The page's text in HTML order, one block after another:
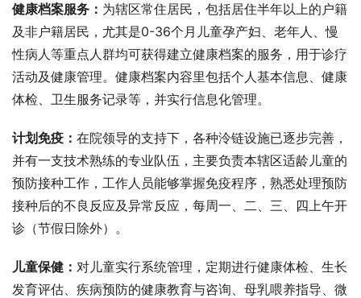
健康档案服务： 为辖区常住居民，包括居住半年以上的户籍
及非户籍居民，尤其是0-36个月儿童孕产妇、老年人、慢
性病人等重点人群均可获得建立健康档案的服务，用于诊疗
活动及健康管理。健康档案内容里包括个人基本信息、健康
体检、卫生服务记录等，并实行信息化管理。
计划免疫： 在院领导的支持下，各种泠链设施已逐步完善，
并有一支技术熟练的专业队伍，主要负责本辖区适龄儿童的
预防接种工作，工作人员能够掌握免疫程序，熟悉处理预防
接种后的不良反应及异常反应，每周一、二、三、四上午开
诊（节假日除外）。
儿童保健： 对儿童实行系统管理，定期进行健康体检、生长
发育评估、疾病预防的健康教育与咨询、母乳喂养指导、微